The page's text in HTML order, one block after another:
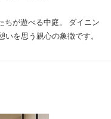
ちが遊べる中庭。
ダイニン
いを思う親心の象徴です。